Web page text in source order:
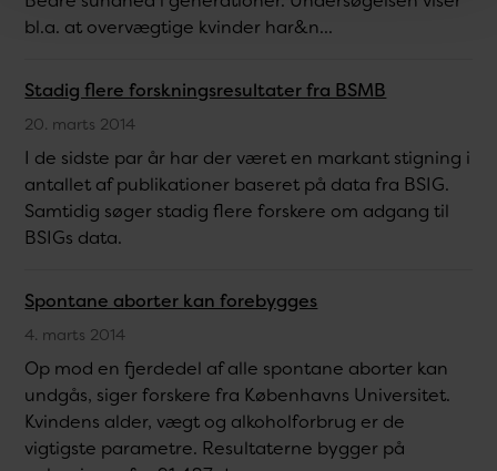
bl.a. at overvægtige kvinder har&n...
Stadig flere forskningsresultater fra BSMB
20. marts 2014
I de sidste par år har der været en markant stigning i
antallet af publikationer baseret på data fra BSIG.
Samtidig søger stadig flere forskere om adgang til
BSIGs data.
Spontane aborter kan forebygges
4. marts 2014
Op mod en fjerdedel af alle spontane aborter kan
undgås, siger forskere fra Københavns Universitet.
Kvindens alder, vægt og alkoholforbrug er de
vigtigste parametre. Resultaterne bygger på